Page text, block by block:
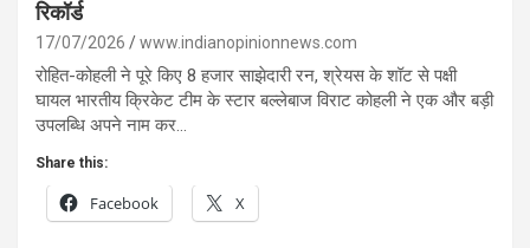
रिकॉर्ड
17/07/2026 www.indianopinionnews.com
रोहित-कोहली ने पूरे किए 8 हजार साझेदारी रन, श्रेयस के शॉट से पक्षी
घायल भारतीय क्रिकेट टीम के स्टार बल्लेबाज विराट कोहली ने एक और बड़ी
उपलब्धि अपने नाम कर…
Share this:
Facebook X